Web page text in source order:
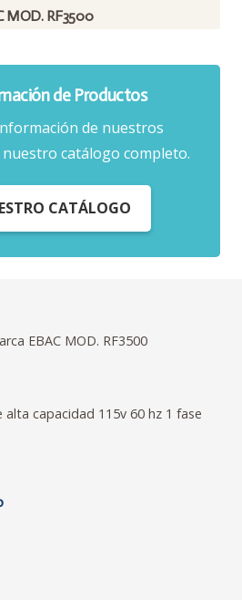
MOD. RF3500
de Productos
de nuestros
catálogo completo.
CATÁLOGO
EBAC MOD. RF3500
alta capacidad 115v 60 hz 1 fase